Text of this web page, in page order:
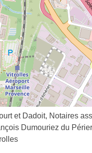
et Dadoit, Notaires
Dumouriez du Périer